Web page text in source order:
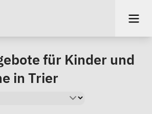
für Kinder und
in Trier